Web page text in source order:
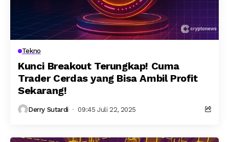
Tekno
Kunci Breakout Terungkap! Cuma
Trader Cerdas yang Bisa Ambil Profit
Sekarang!
Derry Sutardi 09:45 Juli 22, 2025